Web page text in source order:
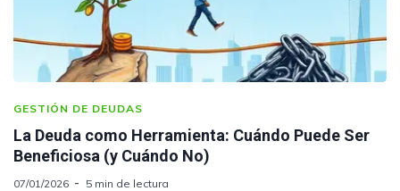
GESTIÓN DE DEUDAS
La Deuda como Herramienta: Cuándo Puede Ser
Beneficiosa (y Cuándo No)
07/01/2026 5 min de lectura